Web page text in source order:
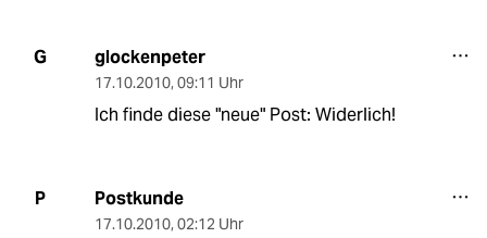
G glockenpeter
17.10.2010, 09:11 Uhr
Ich finde diese "neue" Post: Widerlich!
P Postkunde
17.10.2010, 02:12 Uhr